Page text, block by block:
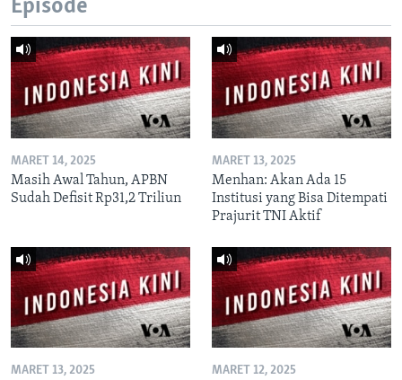
Episode
MARET 14, 2025
Masih Awal Tahun, APBN
Sudah Defisit Rp31,2 Triliun
MARET 13, 2025
Menhan: Akan Ada 15
Institusi yang Bisa Ditempati
Prajurit TNI Aktif
MARET 13, 2025 MARET 12, 2025